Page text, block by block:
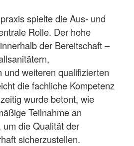
spielte die Aus- und
Rolle. Der hohe
der Bereitschaft –
und weiteren qualifizierten
die fachliche Kompetenz
wurde betont, wie
Teilnahme an
die Qualität der
sicherzustellen.